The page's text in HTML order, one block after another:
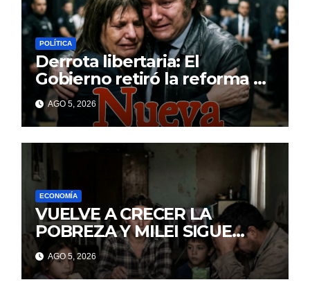
POLÍTICA
Derrota libertaria: El
Gobierno retiró la reforma a
la Ley de Tierras en el
Senado
AGO 5, 2026
ECONOMÍA
VUELVE A CRECER LA
POBREZA Y MILEI SIGUE
MINTIENDO
AGO 5, 2026